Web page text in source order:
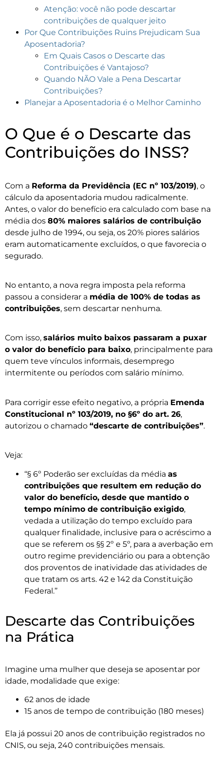
Atenção: você não pode descartar
contribuições de qualquer jeito
Por Que Contribuições Ruins Prejudicam Sua
Aposentadoria?
Em Quais Casos o Descarte das
Contribuições é Vantajoso?
Quando NÃO Vale a Pena Descartar
Contribuições?
Planejar a Aposentadoria é o Melhor Caminho
O Que é o Descarte das
Contribuições do INSS?
Com a Reforma da Previdência (EC nº 103/2019), o
cálculo da aposentadoria mudou radicalmente.
Antes, o valor do benefício era calculado com base na
média dos 80% maiores salários de contribuição
desde julho de 1994, ou seja, os 20% piores salários
eram automaticamente excluídos, o que favorecia o
segurado.
No entanto, a nova regra imposta pela reforma
passou a considerar a média de 100% de todas as
contribuições, sem descartar nenhuma.
Com isso, salários muito baixos passaram a puxar
o valor do benefício para baixo, principalmente para
quem teve vínculos informais, desemprego
intermitente ou períodos com salário mínimo.
Para corrigir esse efeito negativo, a própria Emenda
Constitucional nº 103/2019, no §6º do art. 26,
autorizou o chamado “descarte de contribuições”.
Veja:
‘‘§ 6º Poderão ser excluídas da média as
contribuições que resultem em redução do
valor do benefício, desde que mantido o
tempo mínimo de contribuição exigido,
vedada a utilização do tempo excluído para
qualquer finalidade, inclusive para o acréscimo a
que se referem os §§ 2º e 5º, para a averbação em
outro regime previdenciário ou para a obtenção
dos proventos de inatividade das atividades de
que tratam os arts. 42 e 142 da Constituição
Federal.’’
Descarte das Contribuições
na Prática
Imagine uma mulher que deseja se aposentar por
idade, modalidade que exige:
62 anos de idade
15 anos de tempo de contribuição (180 meses)
Ela já possui 20 anos de contribuição registrados no
CNIS, ou seja, 240 contribuições mensais.